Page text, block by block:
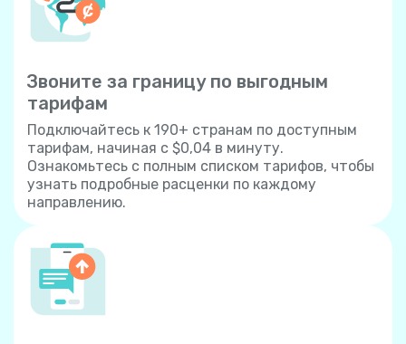
Звоните за границу по выгодным
тарифам
Подключайтесь к 190+ странам по доступным
тарифам, начиная с $0,04 в минуту.
Ознакомьтесь с полным списком тарифов, чтобы
узнать подробные расценки по каждому
направлению.